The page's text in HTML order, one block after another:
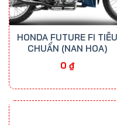
HONDA FUTURE FI TIÊU
CHUẨN (NAN HOA)
0 ₫